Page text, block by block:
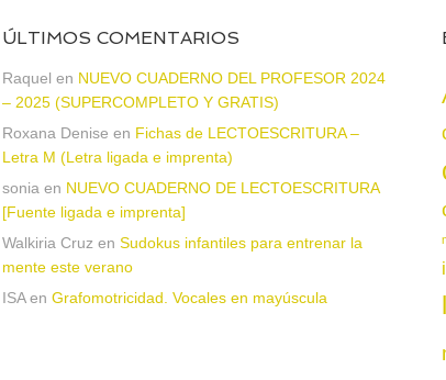
ÚLTIMOS COMENTARIOS
Raquel en NUEVO CUADERNO DEL PROFESOR 2024
– 2025 (SUPERCOMPLETO Y GRATIS)
Roxana Denise en Fichas de LECTOESCRITURA –
Letra M (Letra ligada e imprenta)
sonia en NUEVO CUADERNO DE LECTOESCRITURA
[Fuente ligada e imprenta]
Walkiria Cruz en Sudokus infantiles para entrenar la
mente este verano
ISAen Grafomotricidad. Vocales en mayúscula